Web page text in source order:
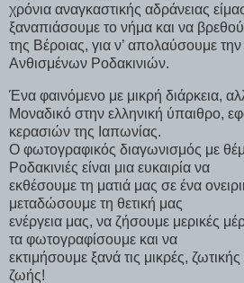
χρόνια αναγκαστικής αδράνειας
ξαναπιάσουμε το νήμα και να
της Βέροιας, για ν’ απολαύσουμε
Ανθισμένων Ροδακινιών.
Ένα φαινόμενο με μικρή διάρκεια,
Μοναδικό στην ελληνική ύπαιθρο,
κερασιών της Ιαπωνίας.
Ο φωτογραφικός διαγωνισμός με
Ροδακινιές είναι μια ευκαιρία να
εκθέσουμε τη ματιά μας σε ένα
μεταδώσουμε τη θετική μας
ενέργεια μας, να ζήσουμε μερικές
τα φωτογραφίσουμε και να
εκτιμήσουμε ξανά τις μικρές,
ζωής!